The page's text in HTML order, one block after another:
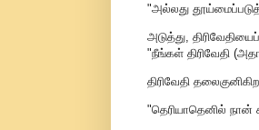
"அல்லது
அடுத்து,
"நீங்கள் திரிவேதி
திரிவேதி
"தெரியாதெனில் நான்